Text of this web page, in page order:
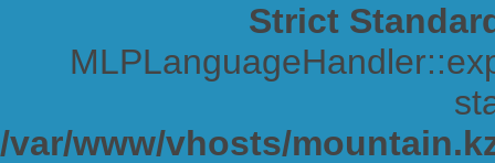
Strict
/var/www/vhosts/